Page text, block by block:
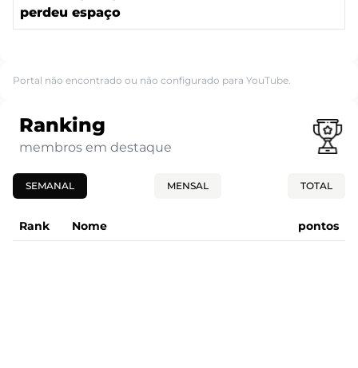
perdeu espaço
Portal não encontrado ou não configurado para YouTube.
Ranking
membros em destaque
SEMANAL MENSAL TOTAL
Rank Nome pontos